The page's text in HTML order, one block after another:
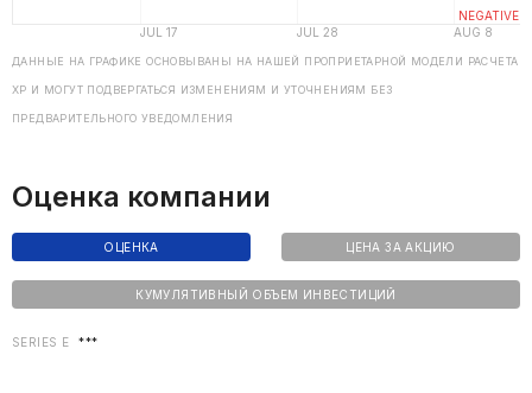
ДАННЫЕ НА ГРАФИКЕ ОСНОВЫВАНЫ НА НАШЕЙ ПРОПРИЕТАРНОЙ МОДЕЛИ РАСЧЕТА
ХP И МОГУТ ПОДВЕРГАТЬСЯ ИЗМЕНЕНИЯМ И УТОЧНЕНИЯМ БЕЗ
ПРЕДВАРИТЕЛЬНОГО УВЕДОМЛЕНИЯ
Оценка компании
ОЦЕНКА ЦЕНА ЗА АКЦИЮ
КУМУЛЯТИВНЫЙ ОБЪЕМ ИНВЕСТИЦИЙ
SERIES E ***